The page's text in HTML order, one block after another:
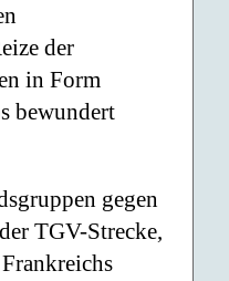
der
in Form
bewundert
gegen
TGV-Strecke,